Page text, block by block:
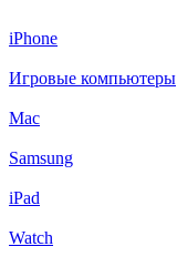
iPhone
Игровые компьютеры
Mac
Samsung
iPad
Watch